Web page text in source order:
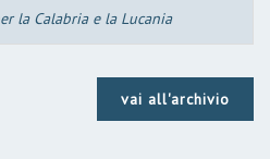
la Calabria e la Lucania
vai all'archivio